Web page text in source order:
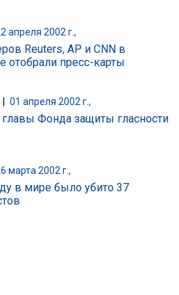
апреля 2002 г.,
Reuters, AP и CNN в
отобрали пресс-карты
01 апреля 2002 г.,
Фонда защиты гласности
марта 2002 г.,
в мире было убито 37